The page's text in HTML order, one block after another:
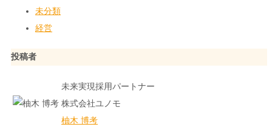
未分類
経営
投稿者
未来実現採用パートナー
株式会社ユノモ
柚木 博考